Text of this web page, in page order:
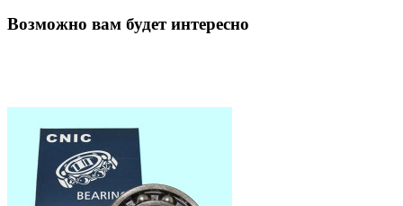
Возможно вам будет интересно